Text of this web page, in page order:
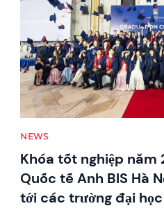
NEWS
Khóa tốt nghiệp năm
Quốc tế Anh BIS Hà
tới các trường đại